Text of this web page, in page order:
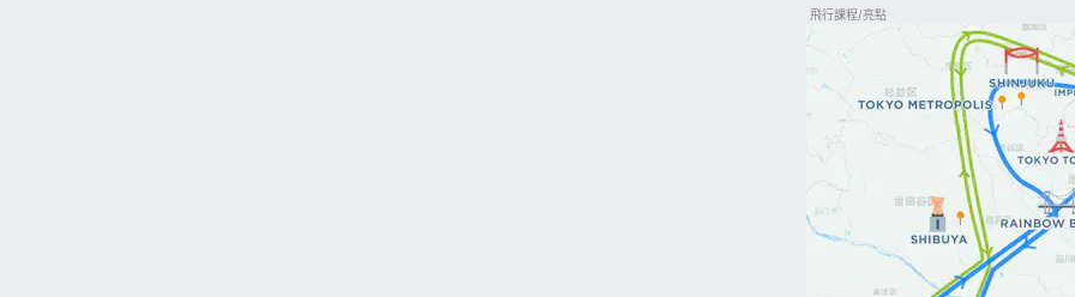
飛行課程/亮點